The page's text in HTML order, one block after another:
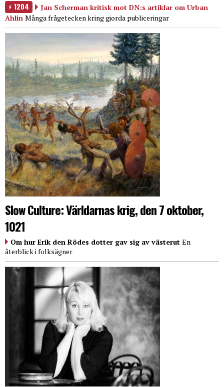
1204
Jan Scherman kritisk mot DN:s artiklar om Urban
Ahlin Många frågetecken kring gjorda publiceringar
Slow Culture: Världarnas krig, den 7 oktober,
1021
Om hur Erik den Rödes dotter gav sig av västerut En
återblick i folksägner